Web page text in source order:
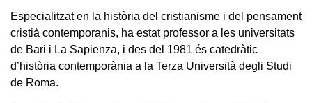
Especialitzat en la història del cristianisme i del pensament
cristià contemporanis, ha estat professor a les universitats
de Bari i La Sapienza, i des del 1981 és catedràtic
d’història contemporània a la Terza Università degli Studi
de Roma.